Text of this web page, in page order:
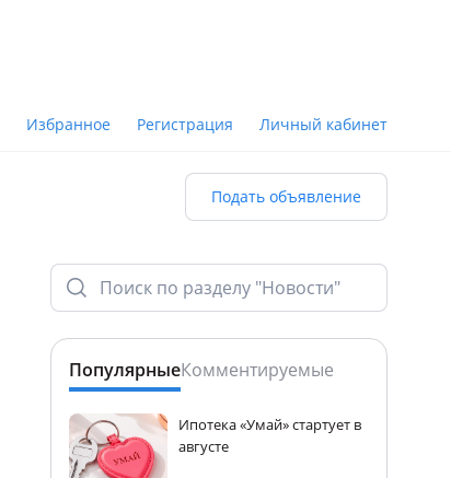
Избранное Регистрация Личный кабинет
Подать объявление
ПопулярныеКомментируемые
Ипотека «Умай» стартует в
августе